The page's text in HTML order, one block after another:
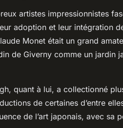
artistes impressionnistes
adoption et leur intégration
Monet était un grand
de Giverny comme un jardin
quant à lui, a collectionné
de certaines d’entre
de l’art japonais, avec sa